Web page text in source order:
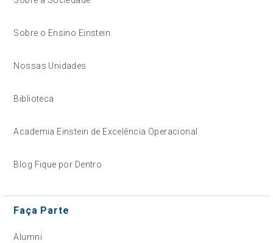
Sobre o Ensino Einstein
Nossas Unidades
Biblioteca
Academia Einstein de Excelência Operacional
Blog Fique por Dentro
Faça Parte
Alumni